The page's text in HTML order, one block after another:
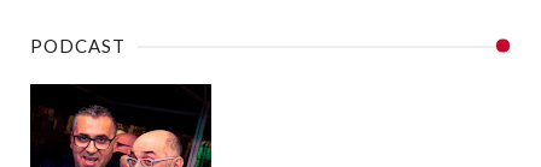
PODCAST